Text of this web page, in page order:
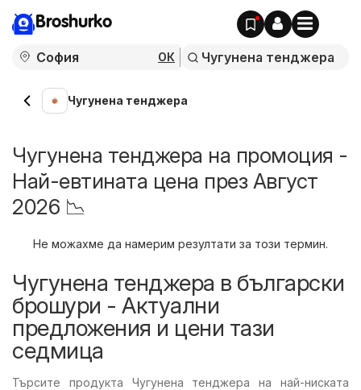
Broshurko
ОК
Чугунена тенджера
Чугунена тенджера на промоция -
Най-евтината цена през Август
2026 📉
Не можахме да намерим резултати за този термин.
Чугунена тенджера в български
брошури - Актуални
предложения и цени тази
седмица
Търсите продукта Чугунена тенджера на най-ниската